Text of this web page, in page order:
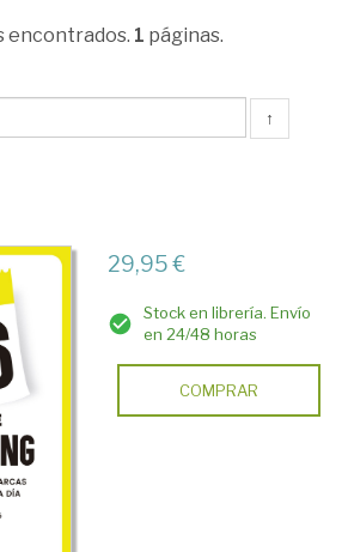
encontrados. 1 páginas.
↑
29,95 €
Stock en librería. Envío
en 24/48 horas
COMPRAR